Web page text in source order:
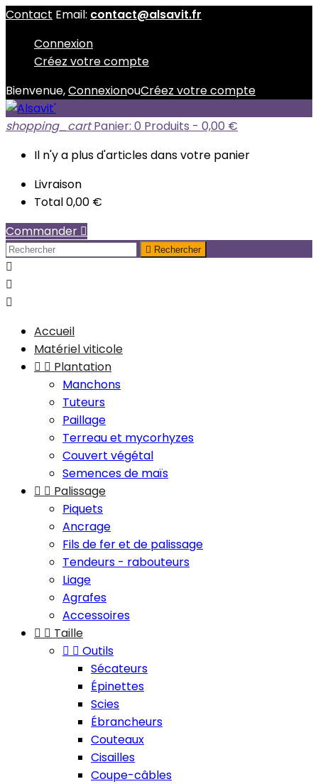
Contact Email: contact@alsavit.fr
Connexion
Créez votre compte
Bienvenue,ConnexionouCréez votre compte
shopping_cart Panier: 0 Produits - 0,00 €
Il n'y a plus d'articles dans votre panier
Livraison
Total0,00 €
Commander 
 Rechercher



Accueil
Matériel viticole
  Plantation
Manchons
Tuteurs
Paillage
Terreau et mycorhyzes
Couvert végétal
Semences de maïs
  Palissage
Piquets
Ancrage
Fils de fer et de palissage
Tendeurs - rabouteurs
Liage
Agrafes
Accessoires
  Taille
  Outils
Sécateurs
Épinettes
Scies
Ébrancheurs
Couteaux
Cisailles
Coupe-câbles